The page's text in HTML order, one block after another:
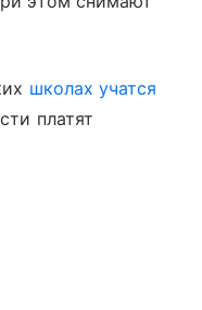
школах учатся
платят